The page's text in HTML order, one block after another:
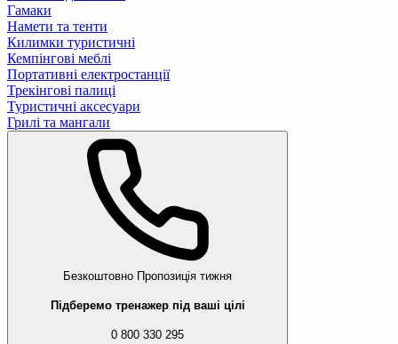
Гамаки
Намети та тенти
Килимки туристичні
Кемпінгові меблі
Портативні електростанції
Трекінгові палиці
Туристичні аксесуари
Грилі та мангали
Безкоштовно Пропозиція тижня
Підберемо тренажер під ваші цілі
0 800 330 295